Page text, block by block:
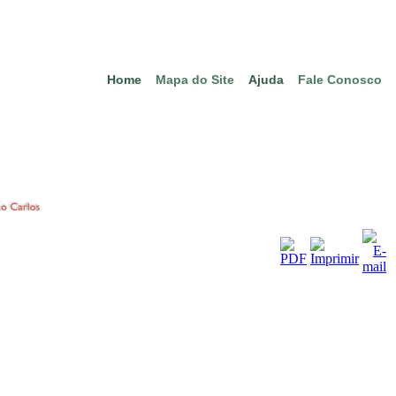
Home Mapa do Site Ajuda Fale Conosco